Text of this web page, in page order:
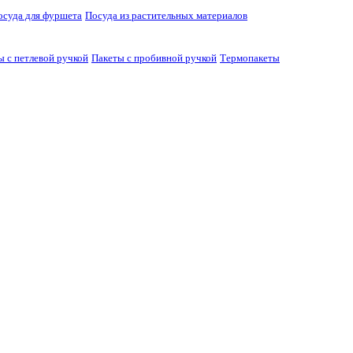
для фуршета Посуда из растительных материалов
с петлевой ручкой Пакеты с пробивной ручкой Термопакеты